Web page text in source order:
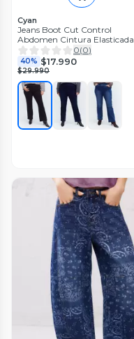
Cyan
Jeans Boot Cut Control
Abdomen Cintura Elasticada
0(0)
40% $17.990
$29.990